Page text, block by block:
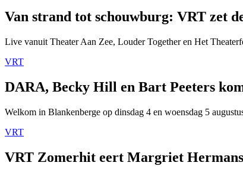
Van strand tot schouwburg: VRT zet
Live vanuit Theater Aan Zee, Louder Together en Het
VRT
DARA, Becky Hill en Bart Peeters
Welkom in Blankenberge op dinsdag 4 en woensdag 5
VRT
VRT Zomerhit eert Margriet Hermans